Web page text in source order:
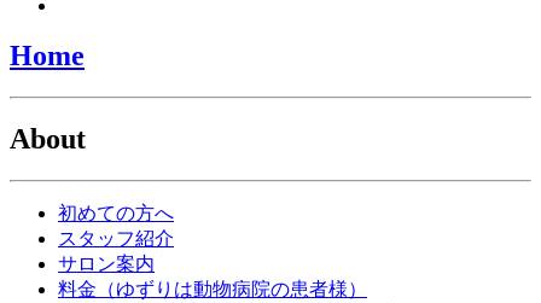
Home
About
初めての方へ
スタッフ紹介
サロン案内
料金（ゆずりは動物病院の患者様）